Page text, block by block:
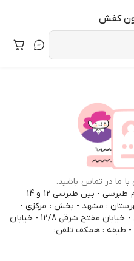
کفش
با ما در تماس باشید.
فروشگاه: مشهد - بلوار دوم طبرسی - بین طبرسی 12 و 14
: مشهد - بخش : مرکزی -
شهر : مشهد - محله : ثامن - خیابان مفتح شرقی 12/8 - خیابان
مفتح شرقی 12 - پلاک : 10.0 - طبقه : همکف تلفن: